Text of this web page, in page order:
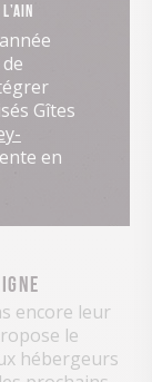
Gîtes
en
encore leur
le
hébergeurs